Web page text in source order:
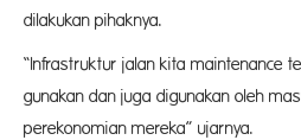
dilakukan pihaknya.
“Infrastruktur jalan kita maintenance
gunakan dan juga digunakan oleh
perekonomian mereka” ujarnya.